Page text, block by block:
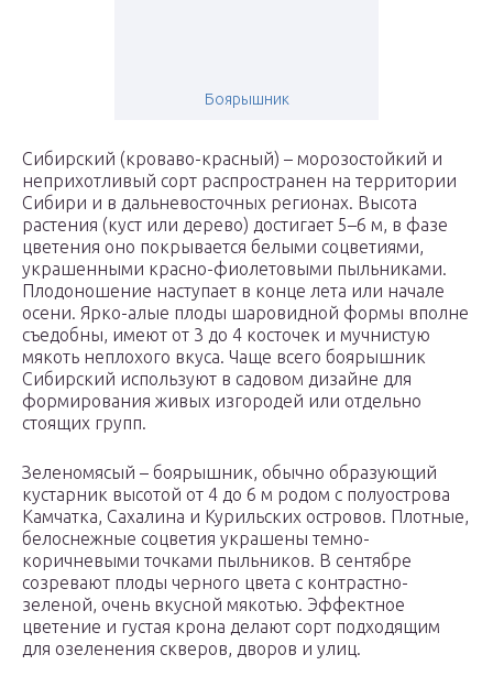
Боярышник
Сибирский (кроваво-красный) – морозостойкий и
неприхотливый сорт распространен на территории
Сибири и в дальневосточных регионах. Высота
растения (куст или дерево) достигает 5–6 м, в фазе
цветения оно покрывается белыми соцветиями,
украшенными красно-фиолетовыми пыльниками.
Плодоношение наступает в конце лета или начале
осени. Ярко-алые плоды шаровидной формы вполне
съедобны, имеют от 3 до 4 косточек и мучнистую
мякоть неплохого вкуса. Чаще всего боярышник
Сибирский используют в садовом дизайне для
формирования живых изгородей или отдельно
стоящих групп.
Зеленомясый – боярышник, обычно образующий
кустарник высотой от 4 до 6 м родом с полуострова
Камчатка, Сахалина и Курильских островов. Плотные,
белоснежные соцветия украшены темно-
коричневыми точками пыльников. В сентябре
созревают плоды черного цвета с контрастно-
зеленой, очень вкусной мякотью. Эффектное
цветение и густая крона делают сорт подходящим
для озеленения скверов, дворов и улиц.